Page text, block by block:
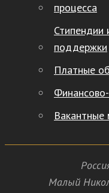
процесса
Стипендии
поддержки
Платные
Вакантные
Малый